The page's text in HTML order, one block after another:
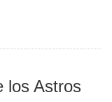
los Astros